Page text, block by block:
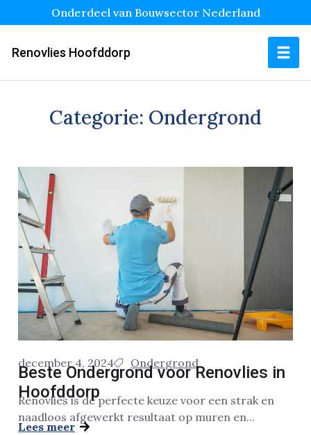
Onderdeel van Bouwsector Nederland
Renovlies Hoofddorp
Categorie: Ondergrond
december 4, 2024 Ondergrond
Beste Ondergrond voor Renovlies in
Hoofddorp
Renovlies is de perfecte keuze voor een strak en
naadloos afgewerkt resultaat op muren en...
Lees meer